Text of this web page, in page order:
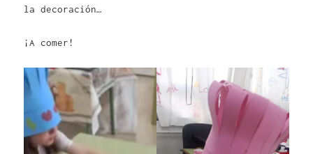
la decoración…
¡A comer!